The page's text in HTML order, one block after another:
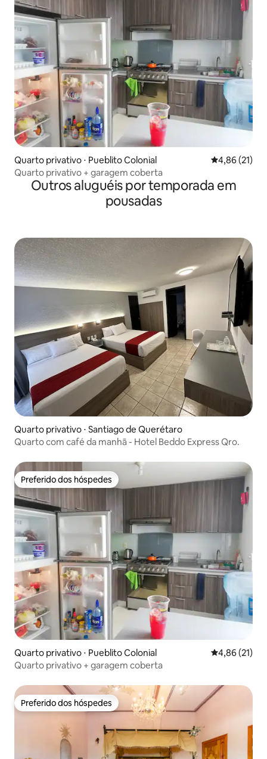
Quarto privativo ⋅ Pueblito Colonial 4,86 de uma
4,86 (21)
Quarto privativo + garagem coberta
Outros aluguéis por temporada em
pousadas
Quarto privativo ⋅ Santiago de Querétaro
Quarto com café da manhã - Hotel Beddo Express Qro.
Preferido dos hóspedes
Preferido dos hóspedes
Quarto privativo ⋅ Pueblito Colonial 4,86 de uma
4,86 (21)
Quarto privativo + garagem coberta
Preferido dos hóspedes
Preferido dos hóspedes